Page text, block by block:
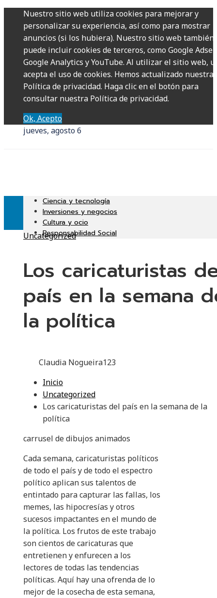
Nuestro sitio web utiliza cookies para mejorar y
personalizar su experiencia, así como para mostrar
anuncios (si los hubiera). Nuestro sitio web también
puede incluir cookies de terceros, como Google
Google Analytics y YouTube. Al utilizar el sitio web,
acepta el uso de cookies. Hemos actualizado nuestra
Política de privacidad. Haga clic en el botón para
consultar nuestra Política de privacidad.
Ok, Acepto
jueves, agosto 6
Ciencia y tecnología
Inversiones y negocios
Cultura y ocio
Responsabilidad Social
Uncategorized
Los caricaturistas
país en la semana
la política
Claudia Nogueira123
Inicio
Uncategorized
Los caricaturistas del país en la semana de la
política
carrusel de dibujos animados
Cada semana, caricaturistas políticos
de todo el país y de todo el espectro
político aplican sus talentos de
entintado para capturar las fallas, los
memes, las hipocresías y otros
sucesos impactantes en el mundo de
la política. Los frutos de este trabajo
son cientos de caricaturas que
entretienen y enfurecen a los
lectores de todas las tendencias
políticas. Aquí hay una ofrenda de lo
mejor de la cosecha de esta semana,